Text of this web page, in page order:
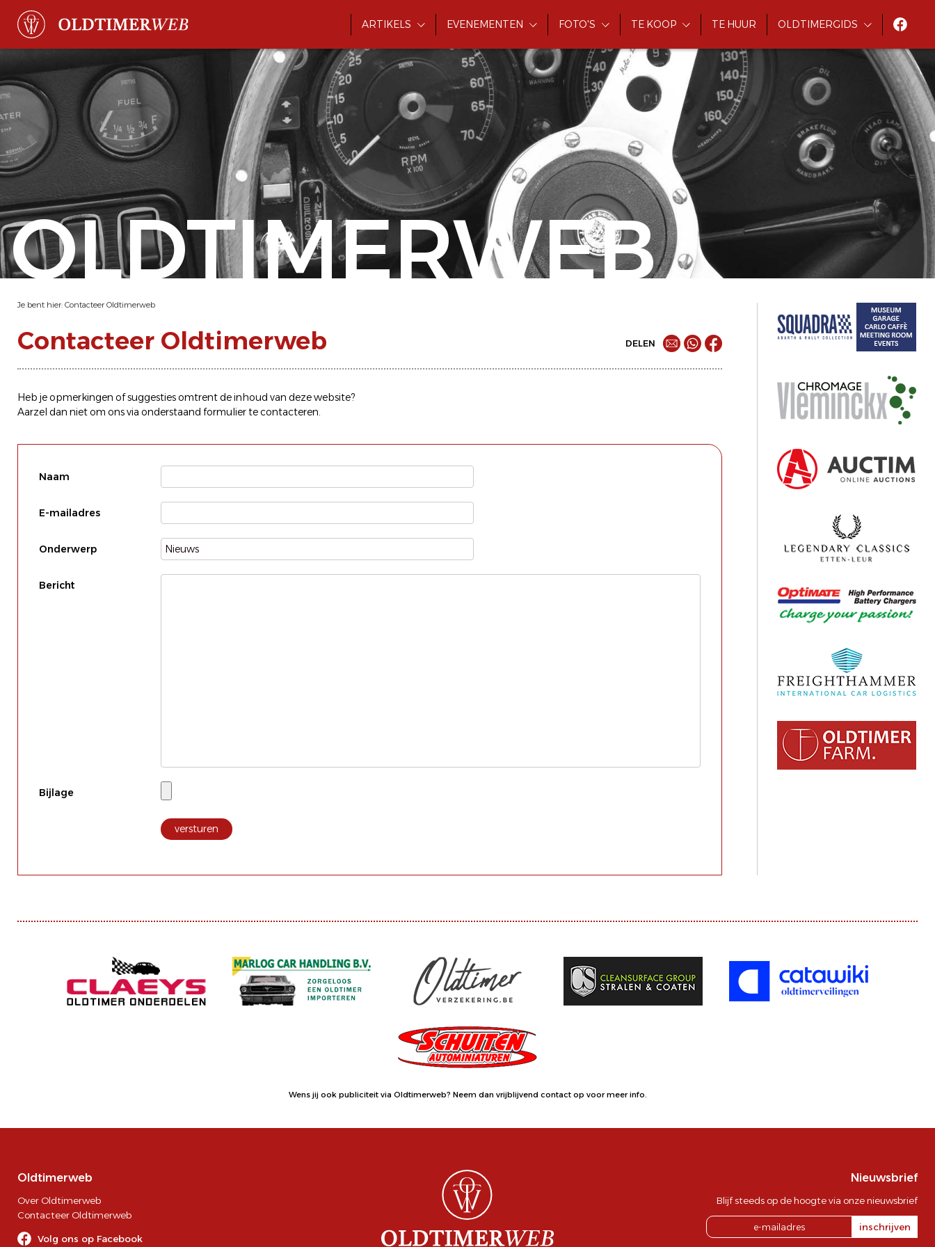
ARTIKELS EVENEMENTEN FOTO'S TE KOOP TE HUUR OLDTIMERGIDS
OLDTIMERWEB
Je bent hier: Contacteer Oldtimerweb
Contacteer Oldtimerweb DELEN
Heb je opmerkingen of suggesties omtrent de inhoud van deze website?
Aarzel dan niet om ons via onderstaand formulier te contacteren.
Naam
E-mailadres
Onderwerp
Bericht
Bijlage
versturen
Wens jij ook publiciteit via Oldtimerweb? Neem dan vrijblijvend contact op voor meer info.
Oldtimerweb
Over Oldtimerweb
Contacteer Oldtimerweb
Volg ons op Facebook
Nieuwsbrief
Blijf steeds op de hoogte via onze nieuwsbrief
inschrijven